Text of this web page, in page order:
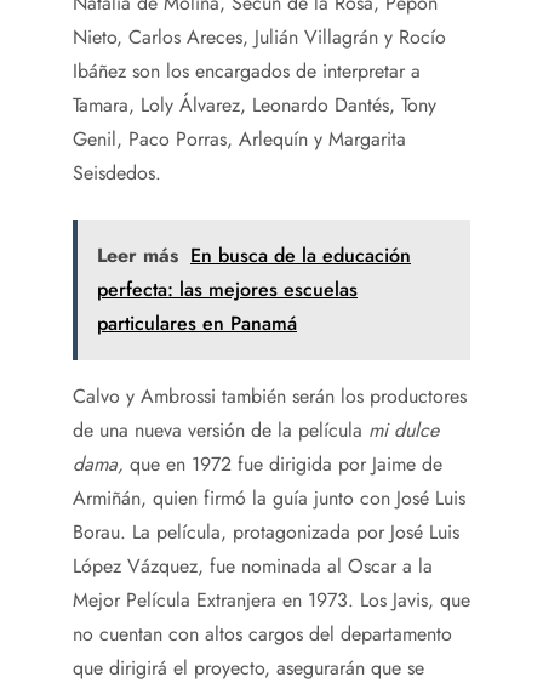
Nieto, Carlos Areces, Julián Villagrán y Rocío
Ibáñez son los encargados de interpretar a
Tamara, Loly Álvarez, Leonardo Dantés, Tony
Genil, Paco Porras, Arlequín y Margarita
Seisdedos.
Leer más En busca de la educación
perfecta: las mejores escuelas
particulares en Panamá
Calvo y Ambrossi también serán los productores
de una nueva versión de la película mi dulce
dama, que en 1972 fue dirigida por Jaime de
Armiñán, quien firmó la guía junto con José Luis
Borau. La película, protagonizada por José Luis
López Vázquez, fue nominada al Oscar a la
Mejor Película Extranjera en 1973. Los Javis, que
no cuentan con altos cargos del departamento
que dirigirá el proyecto, asegurarán que se